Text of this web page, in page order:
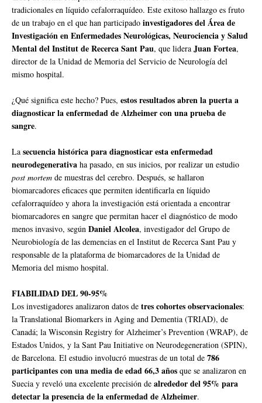
tradicionales en líquido cefalorraquídeo. Este exitoso hallazgo es fruto
de un trabajo en el que han participado investigadores del Área de
Investigación en Enfermedades Neurológicas, Neurociencia y Salud
Mental del Institut de Recerca Sant Pau, que lidera Juan Fortea,
director de la Unidad de Memoria del Servicio de Neurología del
mismo hospital.
¿Qué significa este hecho? Pues, estos resultados abren la puerta a
diagnosticar la enfermedad de Alzheimer con una prueba de
sangre.
La secuencia histórica para diagnosticar esta enfermedad
neurodegenerativa ha pasado, en sus inicios, por realizar un estudio
post mortem de muestras del cerebro. Después, se hallaron
biomarcadores eficaces que permiten identificarla en líquido
cefalorraquídeo y ahora la investigación está orientada a encontrar
biomarcadores en sangre que permitan hacer el diagnóstico de modo
menos invasivo, según Daniel Alcolea, investigador del Grupo de
Neurobiología de las demencias en el Institut de Recerca Sant Pau y
responsable de la plataforma de biomarcadores de la Unidad de
Memoria del mismo hospital.
FIABILIDAD DEL 90-95%
Los investigadores analizaron datos de tres cohortes observacionales:
la Translational Biomarkers in Aging and Dementia (TRIAD), de
Canadá; la Wisconsin Registry for Alzheimer’s Prevention (WRAP), de
Estados Unidos, y la Sant Pau Initiative on Neurodegeneration (SPIN),
de Barcelona. El estudio involucró muestras de un total de 786
participantes con una media de edad 66,3 años que se analizaron en
Suecia y reveló una excelente precisión de alrededor del 95% para
detectar la presencia de la enfermedad de Alzheimer.